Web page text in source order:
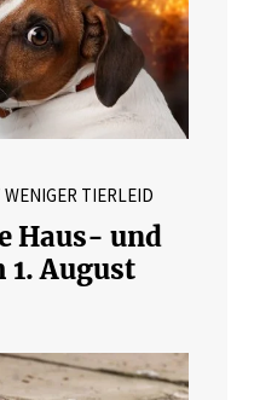
TIERLEID
Haus- und
August